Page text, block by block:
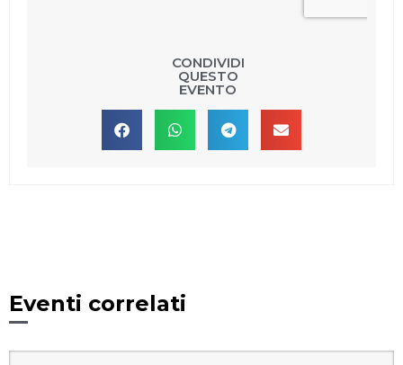
CONDIVIDI
QUESTO
EVENTO
Eventi correlati